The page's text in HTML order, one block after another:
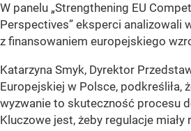
W panelu „Strengthening EU
Perspectives” eksperci analizowali
z finansowaniem europejskiego
Katarzyna Smyk, Dyrektor
Europejskiej w Polsce, podkreśliła,
wyzwanie to skuteczność procesu
Kluczowe jest, żeby regulacje miały